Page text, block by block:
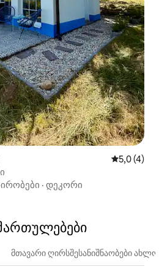
საშუალო
5,0 (4)
· დეკორი
მთავარი ღირსშესანიშნაობები